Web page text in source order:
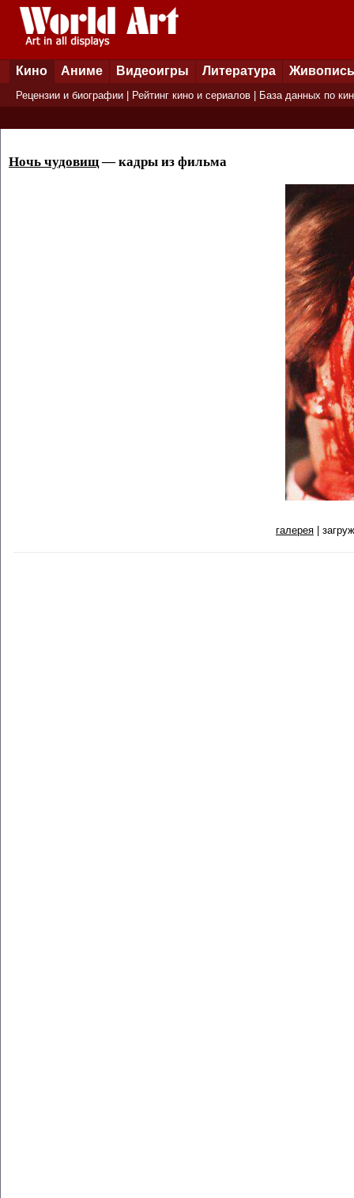
Кино Аниме Видеоигры Литература Живопись
Рецензии и биографии Рейтинг кино и сериалов База данных по
Ночь чудовищ— кадры из фильма
галерея |